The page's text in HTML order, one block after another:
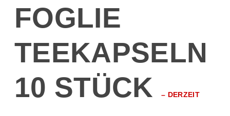
FOGLIE
TEEKAPSELN
10 STÜCK– DERZEIT